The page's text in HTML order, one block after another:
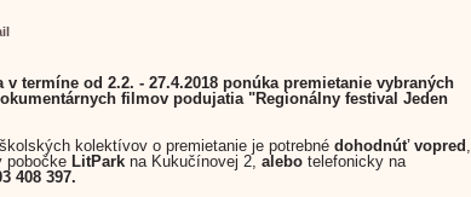
v termíne od 2.2. - 27.4.2018 ponúka premietanie vybraných
filmov podujatia "Regionálny festival Jeden
školských kolektívov o premietanie je potrebné dohodnúť vopred ,
pobočke LitPark na Kukučínovej 2, alebo telefonicky na
408 397.